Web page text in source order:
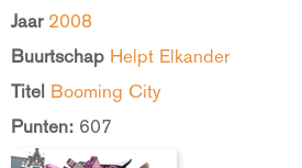
Jaar 2008
Buurtschap Helpt Elkander
Titel Booming City
Punten: 607